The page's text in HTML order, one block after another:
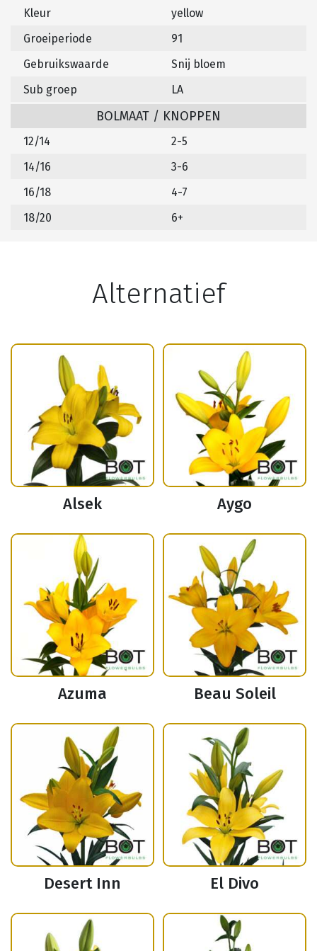
Kleur
yellow
Groeiperiode
91
Gebruikswaarde
Snij bloem
Sub groep
LA
BOLMAAT / KNOPPEN
12/14
2-5
14/16
3-6
16/18
4-7
18/20
6+
Alternatief
Alsek Aygo
Azuma Beau Soleil
Desert Inn El Divo